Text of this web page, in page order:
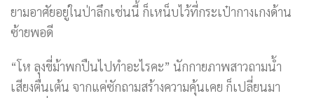
ยามอาศัยอยู่ในป่าลึกเช่นนี้ ก็เหน็บไว้ที่กระเป๋ากางเกงด้าน
ซ้ายพอดี
“โห ลุงขี่ม้าพกปืนไปทำอะไรคะ” นักกายภาพสาวถามน้ำ
เสียงตื่นเต้น จากแค่ซักถามสร้างความคุ้นเคย ก็เปลี่ยนมา